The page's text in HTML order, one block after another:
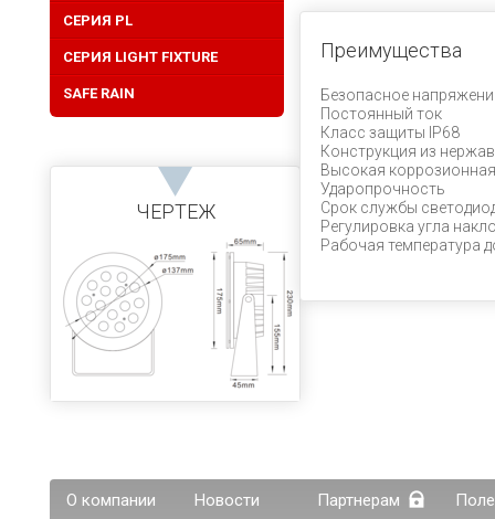
Преимущества
Безопасное
Постоянный ток
Класс защиты IP68
Конструкция из
Высокая
Ударопрочность
Срок службы
Регулировка угла
Рабочая температура
СЕРИЯ PL
СЕРИЯ LIGHT FIXTURE
SAFE RAIN
ЧЕРТЕЖ
О компании Новости Партнерам